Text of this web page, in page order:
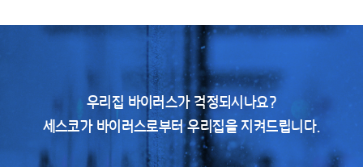
우리집 바이러스가 걱정되시나요?
세스코가 바이러스로부터 우리집을 지켜드립니다.